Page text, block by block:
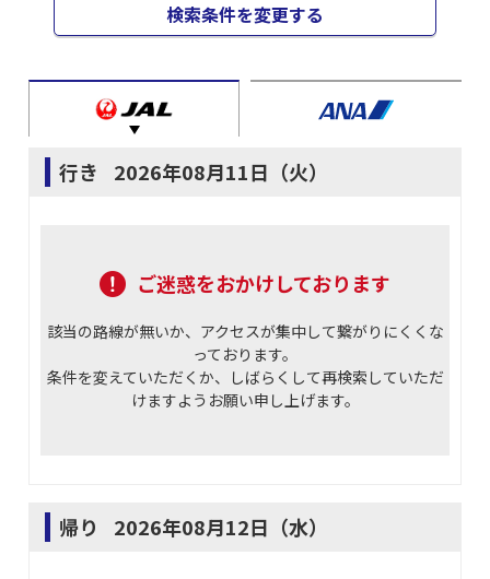
検索条件を変更する
行き 2026年08月11日（火）
ご迷惑をおかけしております
該当の路線が無いか、アクセスが集中して繋がりにくくな
っております。
条件を変えていただくか、しばらくして再検索していただ
けますようお願い申し上げます。
帰り 2026年08月12日（水）